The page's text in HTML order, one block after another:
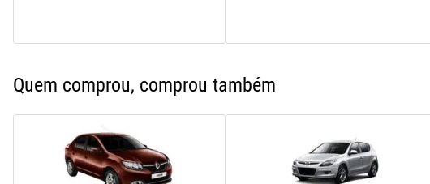
Quem comprou, comprou também